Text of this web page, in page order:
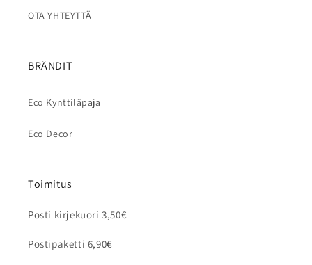
OTA YHTEYTTÄ
BRÄNDIT
Eco Kynttiläpaja
Eco Decor
Toimitus
Posti kirjekuori 3,50€
Postipaketti 6,90€